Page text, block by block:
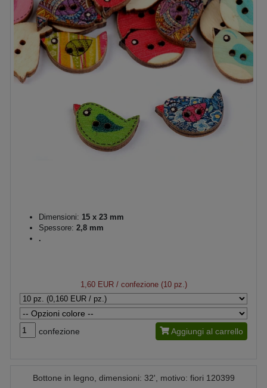
Dimensioni: 15 x 23 mm
Spessore: 2,8 mm
.
1,60 EUR/ confezione (10 pz.)
confezione Aggiungi al carrello
Bottone in legno, dimensioni: 32', motivo: fiori 120399